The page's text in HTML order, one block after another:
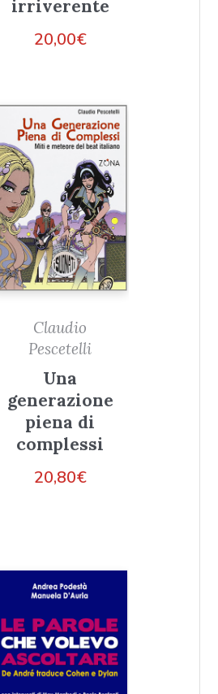
irriverente
20,00€
Claudio
Pescetelli
Una
generazione
piena di
complessi
20,80€